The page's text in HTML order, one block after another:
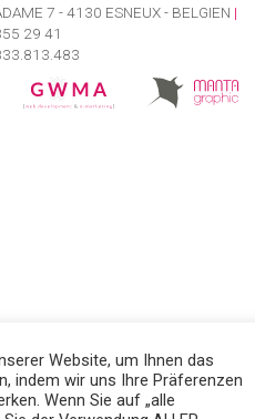
7 - 4130 ESNEUX - BELGIEN |
29 41
Website, um Ihnen das
indem wir uns Ihre Präferenzen
Wenn Sie auf „alle